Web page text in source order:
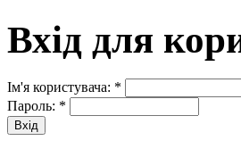
Вхід для
Ім'я користувача: *
Пароль: *